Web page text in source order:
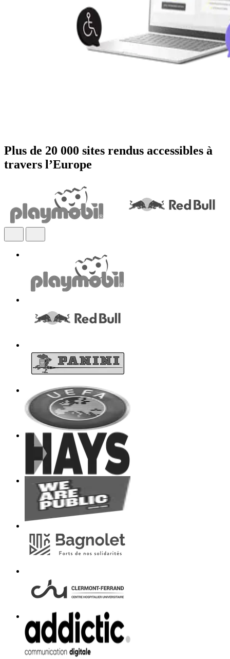
Plus de 20 000 sites rendus accessibles à
travers l’Europe